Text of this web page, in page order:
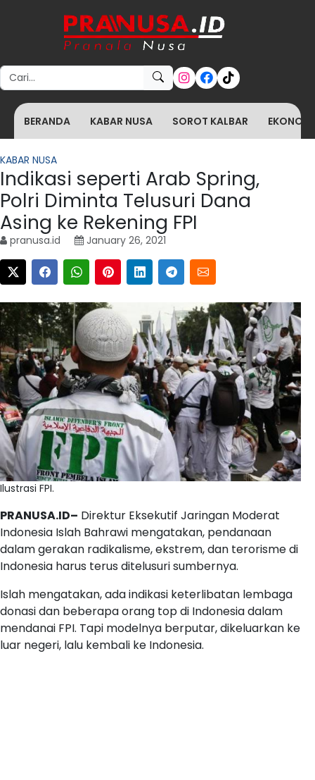
Search for:
BERANDA KABAR NUSA SOROT KALBAR
KABAR NUSA
Indikasi seperti Arab Spring,
Polri Diminta Telusuri Dana
Asing ke Rekening FPI
pranusa.id January 26, 2021
Ilustrasi FPI.
PRANUSA.ID– Direktur Eksekutif Jaringan Moderat
Indonesia Islah Bahrawi mengatakan, pendanaan
dalam gerakan radikalisme, ekstrem, dan terorisme di
Indonesia harus terus ditelusuri sumbernya.
Islah mengatakan, ada indikasi keterlibatan lembaga
donasi dan beberapa orang top di Indonesia dalam
mendanai FPI. Tapi modelnya berputar, dikeluarkan ke
luar negeri, lalu kembali ke Indonesia.